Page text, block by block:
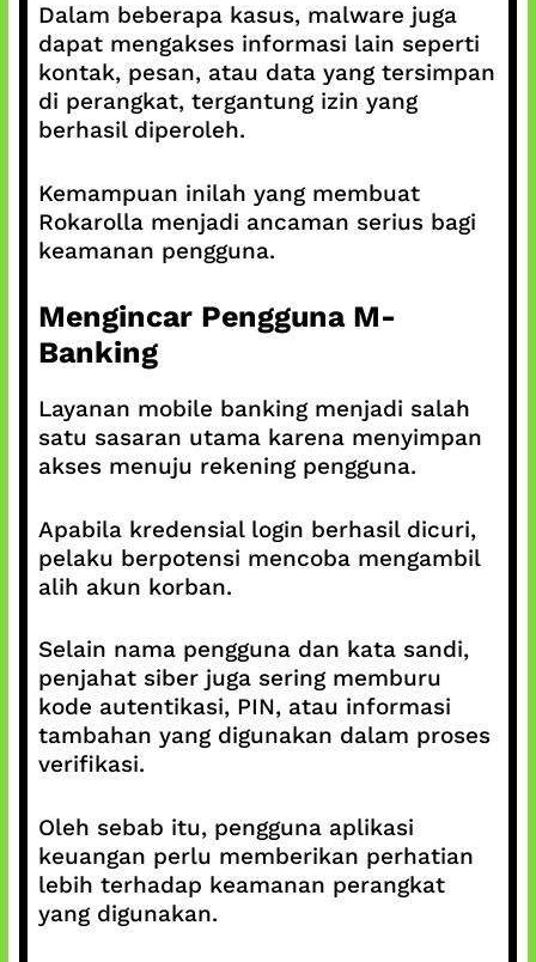
Dalam beberapa kasus, malware juga
dapat mengakses informasi lain seperti
kontak, pesan, atau data yang tersimpan
di perangkat, tergantung izin yang
berhasil diperoleh.
Kemampuan inilah yang membuat
Rokarolla menjadi ancaman serius bagi
keamanan pengguna.
Mengincar Pengguna M-
Banking
Layanan mobile banking menjadi salah
satu sasaran utama karena menyimpan
akses menuju rekening pengguna.
Apabila kredensial login berhasil dicuri,
pelaku berpotensi mencoba mengambil
alih akun korban.
Selain nama pengguna dan kata sandi,
penjahat siber juga sering memburu
kode autentikasi, PIN, atau informasi
tambahan yang digunakan dalam proses
verifikasi.
Oleh sebab itu, pengguna aplikasi
keuangan perlu memberikan perhatian
lebih terhadap keamanan perangkat
yang digunakan.